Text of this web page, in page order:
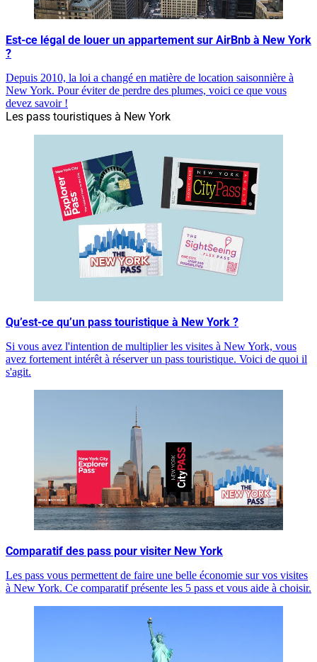
Est-ce légal de louer un appartement sur AirBnb à New York
?
Depuis 2010, la loi a changé en matière de location saisonnière à
New York. Pour éviter de perdre des plumes, voici ce que vous
devez savoir !
Les pass touristiques à New York
Qu’est-ce qu’un pass touristique à New York ?
Si vous avez l'intention de multiplier les visites à New York, vous
avez fortement intérêt à réserver un pass touristique. Voici de quoi il
s'agit.
Comparatif des pass pour visiter New York
Les pass vous permettent de faire une belle économie sur vos visites
à New York. Ce comparatif présente les 5 pass et vous aide à choisir.